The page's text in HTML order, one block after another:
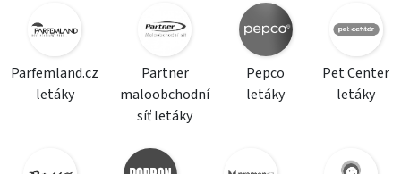
Parfemland.cz
letáky
Partner
maloobchodní
síť letáky
Pepco
letáky
Pet Center
letáky